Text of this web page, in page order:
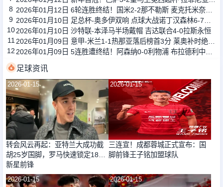
8
9
102026年01月10日 沙特联-本泽马半场戴帽 吉达联合4-0拉斯永恒
11
12
足球资讯
2026-01-15
转会风云再起：亚特兰大成功截
胡25岁国脚，罗马快速锁定18岁
新星前锋
2026-01-15
三连宣！成都蓉城正式宣布：国
脚前锋王子铭加盟球队
2026-01-15 2026-01-15